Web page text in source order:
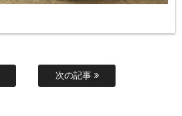
次の記事